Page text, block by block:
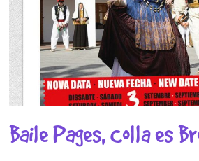
Baile Pages, Colla es